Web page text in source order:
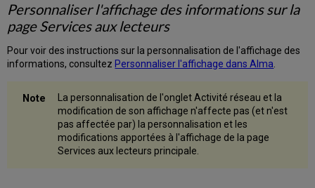
lecteur
spécifique
plusieurs
exemplaires
des
exemplaires
pour
les
demandes
Personnaliser l'affichage des informations sur la
page Services aux lecteurs
Pour voir des instructions sur la personnalisation de l'affichage des
informations, consultez Personnaliser l'affichage dans Alma.
La personnalisation de l'onglet Activité réseau et la
modification de son affichage n'affecte pas (et n'est
pas affectée par) la personnalisation et les
modifications apportées à l'affichage de la page
Services aux lecteurs principale.